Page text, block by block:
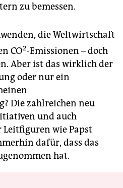
zu bemessen.
die Weltwirtschaft
CO2-Emissionen – doch
Aber ist das wirklich der
oder nur ein
Die zahlreichen neu
und auch
wie Papst
dafür, dass das
hat.